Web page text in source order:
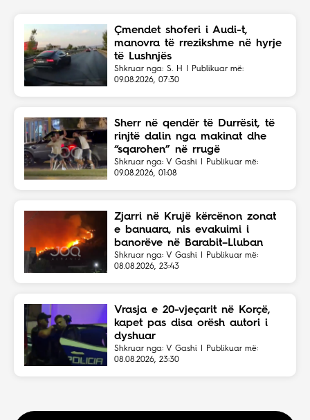
Çmendet shoferi i Audi-t,
manovra të rrezikshme në hyrje
të Lushnjës
Shkruar nga: S. H | Publikuar më:
09.08.2026, 07:30
Sherr në qendër të Durrësit, të
rinjtë dalin nga makinat dhe
“sqarohen” në rrugë
Shkruar nga: V Gashi | Publikuar më:
09.08.2026, 01:08
Zjarri në Krujë kërcënon zonat
e banuara, nis evakuimi i
banorëve në Barabit–Lluban
Shkruar nga: V Gashi | Publikuar më:
08.08.2026, 23:43
Vrasja e 20-vjeçarit në Korçë,
kapet pas disa orësh autori i
dyshuar
Shkruar nga: V Gashi | Publikuar më:
08.08.2026, 23:30